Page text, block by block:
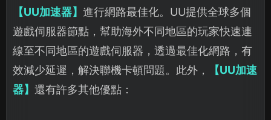
【UU加速器】 進行網路最佳化。UU提供全球多個
遊戲伺服器節點，幫助海外不同地區的玩家快速連
線至不同地區的遊戲伺服器，透過最佳化網路，有
效減少延遲，解決聯機卡頓問題。此外，
【UU加速
器】 還有許多其他優點：